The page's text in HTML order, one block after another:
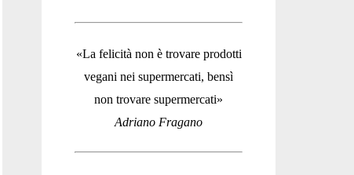
«La felicità non è trovare prodotti
vegani nei supermercati, bensì
non trovare supermercati»
Adriano Fragano